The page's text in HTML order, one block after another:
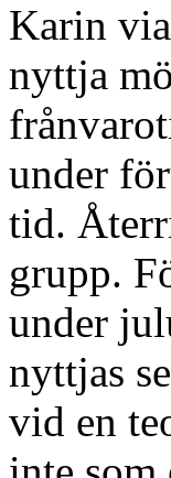
Karin
nyttja
under
tid.
grupp.
under
nyttjas
vid en